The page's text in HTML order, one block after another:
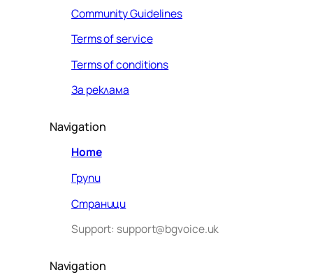
Community Guidelines
Terms of service
Terms of conditions
За реклама
Navigation
Home
Групи
Страници
Support: support@bgvoice.uk
Navigation